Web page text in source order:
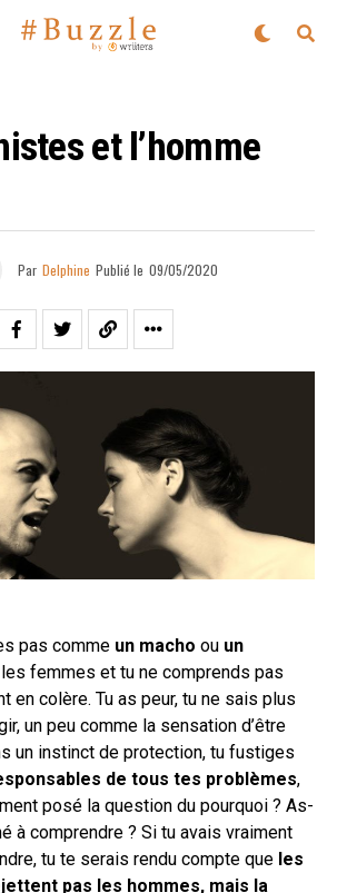
et l’homme
Par Delphine Publié le 09/05/2020
pas comme un macho ou un
femmes et tu ne comprends pas
en colère. Tu as peur, tu ne sais plus
un peu comme la sensation d’être
un instinct de protection, tu fustiges
de tous tes problèmes,
posé la question du pourquoi ? As-
à comprendre ? Si tu avais vraiment
tu te serais rendu compte que les
pas les hommes, mais la